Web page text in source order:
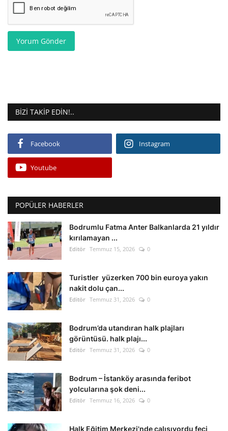
Yorum Gönder
BIZI TAKIP EDIN!..
Facebook Instagram
Youtube
POPÜLER HABERLER
Bodrumlu Fatma Anter Balkanlarda 21 yıldır
kırılamayan ...
Editör Temmuz 15, 2026 0
Turistler yüzerken 700 bin euroya yakın
nakit dolu çan...
Editör Temmuz 31, 2026 0
Bodrum’da utandıran halk plajları
görüntüsü. halk plajı...
Editör Temmuz 31, 2026 0
Bodrum – İstanköy arasında feribot
yolcularına şok deni...
Editör Temmuz 16, 2026 0
Halk Eğitim Merkezi'nde çalışıyordu feci